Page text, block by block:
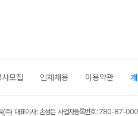
사모집 인재채용 이용약관
(주) 대표이사 : 손성은 사업자등록번호 : 780-87-